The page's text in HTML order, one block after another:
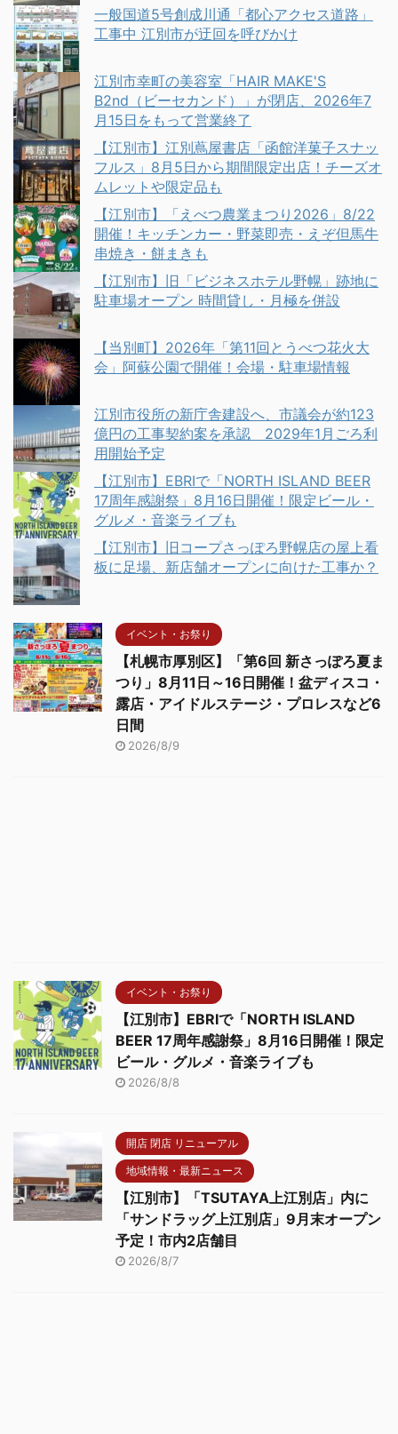
一般国道5号創成川通「都心アクセス道路」
工事中 江別市が迂回を呼びかけ
江別市幸町の美容室「HAIR MAKE'S
B2nd（ビーセカンド）」が閉店、2026年7
月15日をもって営業終了
【江別市】江別蔦屋書店「函館洋菓子スナッ
フルス」8月5日から期間限定出店！チーズオ
ムレットや限定品も
【江別市】「えべつ農業まつり2026」8/22
開催！キッチンカー・野菜即売・えぞ但馬牛
串焼き・餅まきも
【江別市】旧「ビジネスホテル野幌」跡地に
駐車場オープン 時間貸し・月極を併設
【当別町】2026年「第11回とうべつ花火大
会」阿蘇公園で開催！会場・駐車場情報
江別市役所の新庁舎建設へ、市議会が約123
億円の工事契約案を承認 2029年1月ごろ利
用開始予定
【江別市】EBRIで「NORTH ISLAND BEER
17周年感謝祭」8月16日開催！限定ビール・
グルメ・音楽ライブも
【江別市】旧コープさっぽろ野幌店の屋上看
板に足場、新店舗オープンに向けた工事か？
イベント・お祭り
【札幌市厚別区】「第6回 新さっぽろ夏ま
つり」8月11日～16日開催！盆ディスコ・
露店・アイドルステージ・プロレスなど6
日間
2026/8/9
イベント・お祭り
【江別市】EBRIで「NORTH ISLAND
BEER 17周年感謝祭」8月16日開催！限定
ビール・グルメ・音楽ライブも
2026/8/8
開店 閉店 リニューアル
地域情報・最新ニュース
【江別市】「TSUTAYA上江別店」内に
「サンドラッグ上江別店」9月末オープン
予定！市内2店舗目
2026/8/7